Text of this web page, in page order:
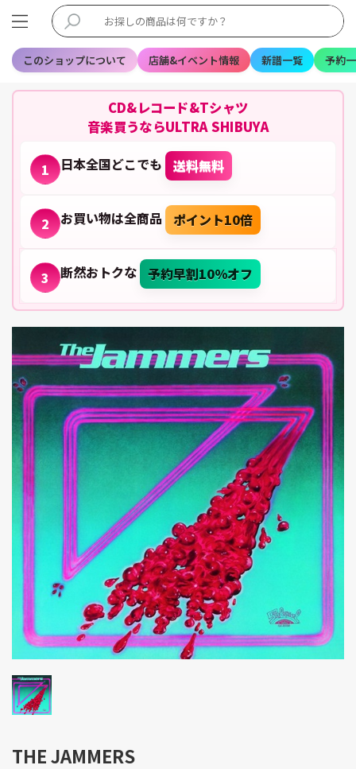
このショップについて 店舗&イベント情報 新譜一覧 予約
CD&レコード&Tシャツ
音楽買うならULTRA SHIBUYA
1 日本全国どこでも 送料無料
2 お買い物は全商品 ポイント10倍
3 断然おトクな 予約早割10%オフ
THE JAMMERS